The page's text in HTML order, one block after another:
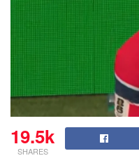
19.5k
SHARES